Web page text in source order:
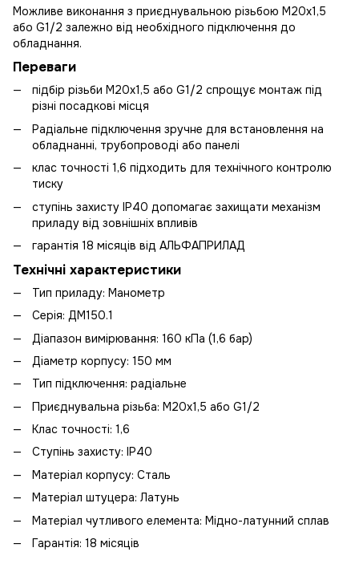
Можливе виконання з приєднувальною різьбою М20х1,5
або G1/2 залежно від необхідного підключення до
обладнання.
Переваги
підбір різьби М20х1,5 або G1/2 спрощує монтаж під
різні посадкові місця
Радіальне підключення зручне для встановлення на
обладнанні, трубопроводі або панелі
клас точності 1,6 підходить для технічного контролю
тиску
ступінь захисту IP40 допомагає захищати механізм
приладу від зовнішніх впливів
гарантія 18 місяців від АЛЬФАПРИЛАД
Технічні характеристики
Тип приладу: Манометр
Серія: ДМ150.1
Діапазон вимірювання: 160 кПа (1,6 бар)
Діаметр корпусу: 150 мм
Тип підключення: радіальне
Приєднувальна різьба: М20х1,5 або G1/2
Клас точності: 1,6
Ступінь захисту: IP40
Матеріал корпусу: Сталь
Матеріал штуцера: Латунь
Матеріал чутливого елемента: Мідно-латунний сплав
Гарантія: 18 місяців